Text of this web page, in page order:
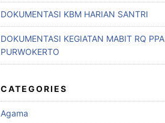
DOKUMENTASI KBM HARIAN SANTRI
DOKUMENTASI KEGIATAN MABIT RQ PPA
PURWOKERTO
CATEGORIES
Agama